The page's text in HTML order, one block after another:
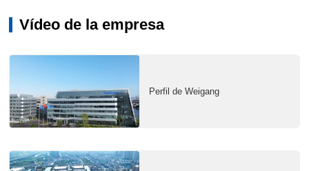
Vídeo de la empresa
Perfil de Weigang